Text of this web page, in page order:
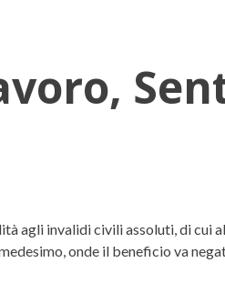
2011, n. 4677
agli invalidi civili assoluti, di cui
onde il beneficio va